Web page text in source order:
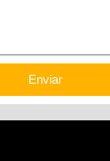
Enviar